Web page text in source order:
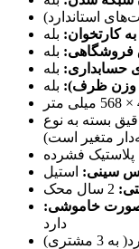
استاندارد)
کارتخوان: بله
فروشگاهی: بله
حسابداری: بله
وزن ظرف): بله
دقیق بسته به نوع
متغیر است)
پلاستیک فشرده
سینی: استیل
صورت خاموشی:
دارد
به 3 مشتری)